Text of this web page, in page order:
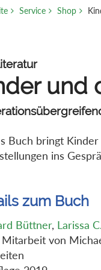
Service Shop
und
Buch bringt
ins
zum Buch
Büttner, Larissa
von